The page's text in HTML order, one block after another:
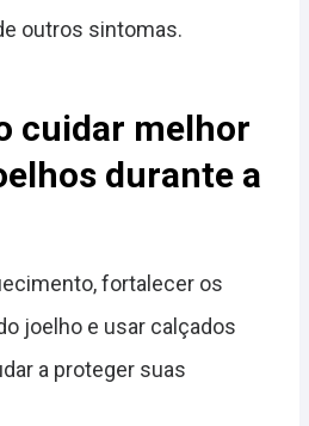
outros sintomas.
cuidar melhor
durante a
fortalecer os
joelho e usar calçados
a proteger suas